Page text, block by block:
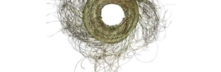
Suspension palmier
couronne « Raïra »
14,00€